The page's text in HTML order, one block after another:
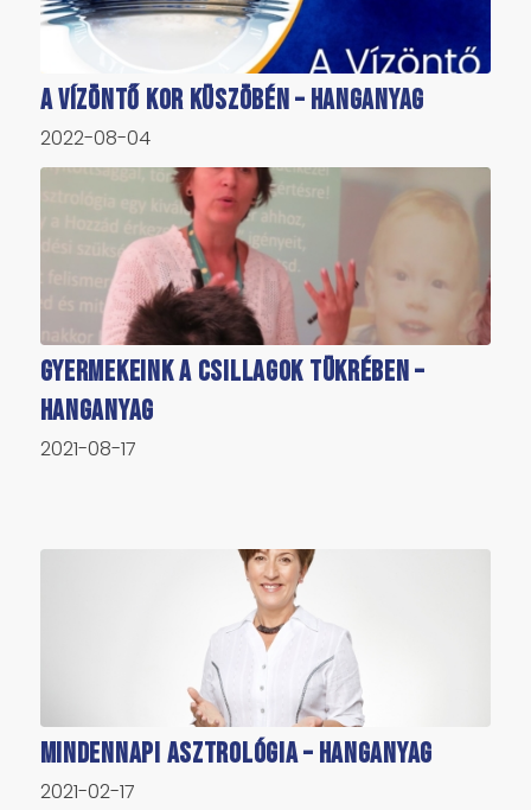
A Vízöntő kor küszöbén – hanganyag
2022-08-04
Gyermekeink a csillagok tükrében –
hanganyag
2021-08-17
Mindennapi asztrológia – hanganyag
2021-02-17